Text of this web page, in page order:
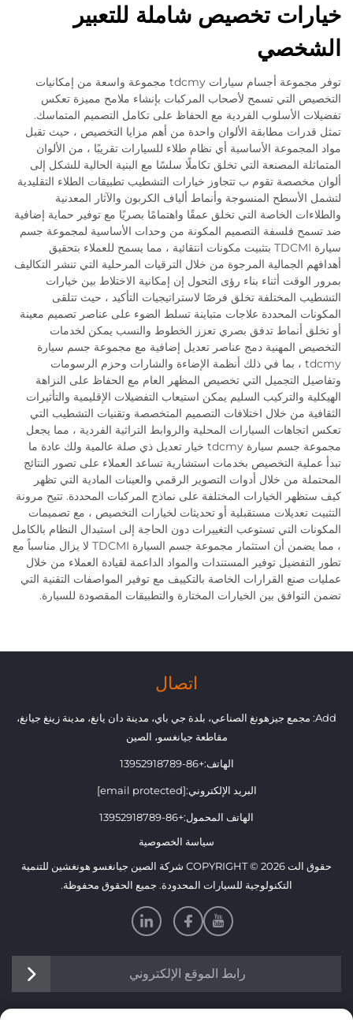
خيارات تخصيص شاملة للتعبير
الشخصي
توفر مجموعة أجسام سيارات tdcmy مجموعة واسعة من إمكانيات
التخصيص التي تسمح لأصحاب المركبات بإنشاء ملامح مميزة تعكس
تفضيلات الأسلوب الفردية مع الحفاظ على تكامل التصميم المتماسك.
تمثل قدرات مطابقة الألوان واحدة من أهم مزايا التخصيص ، حيث تقبل
مواد المجموعة الأساسية أي نظام طلاء للسيارات تقريبًا ، من الألوان
المتماثلة المصنعة التي تخلق تكاملًا سلسًا مع البنية الحالية للشكل إلى
ألوان مخصصة تقوم ب تتجاوز خيارات التشطيب تطبيقات الطلاء التقليدية
لتشمل الأسطح المنسوجة وأنماط ألياف الكربون والآثار المعدنية
والطلاءات الخاصة التي تخلق عمقًا واهتمامًا بصريًا مع توفير حماية إضافية
ضد تسمح فلسفة التصميم المكونة من وحدات الأساسية لمجموعة جسم
سيارة TDCMI بتثبيت مكونات انتقائية ، مما يسمح للعملاء بتحقيق
أهدافهم الجمالية المرجوة من خلال الترقيات المرحلية التي تنشر التكاليف
بمرور الوقت أثناء بناء رؤى التحول إن إمكانية الاختلاط بين خيارات
التشطيب المختلفة تخلق فرصًا لاستراتيجيات التأكيد ، حيث تتلقى
المكونات المحددة علاجات متباينة تسلط الضوء على عناصر تصميم معينة
أو تخلق أنماط تدفق بصري تعزز الخطوط والنسب يمكن لخدمات
التخصيص المهنية دمج عناصر تعديل إضافية مع مجموعة جسم سيارة
tdcmy ، بما في ذلك أنظمة الإضاءة والشارات وحزم الرسومات
وتفاصيل التجميل التي تخصيص المظهر العام مع الحفاظ على النزاهة
الهيكلية والتركيب السليم يمكن استيعاب التفضيلات الإقليمية والتأثيرات
الثقافية من خلال اختلافات التصميم المتخصصة وتقنيات التشطيب التي
تعكس اتجاهات السيارات المحلية والروابط التراثية الفردية ، مما يجعل
مجموعة جسم سيارة tdcmy خيار تعديل ذي صلة عالمية ولك عادة ما
تبدأ عملية التخصيص بخدمات استشارية تساعد العملاء على تصور النتائج
المحتملة من خلال أدوات التصوير الرقمي والعينات المادية التي تظهر
كيف ستظهر الخيارات المختلفة على نماذج المركبات المحددة. تتيح مرونة
التثبيت تعديلات مستقبلية أو تحديثات لخيارات التخصيص ، مع تصميمات
المكونات التي تستوعب التغييرات دون الحاجة إلى استبدال النظام بالكامل
، مما يضمن أن استثمار مجموعة جسم السيارة TDCMI لا يزال مناسباً مع
تطور التفضيل توفير المستندات والمواد الداعمة لقيادة العملاء من خلال
عمليات صنع القرارات الخاصة بالتكييف مع توفير المواصفات التقنية التي
تضمن التوافق بين الخيارات المختارة والتطبيقات المقصودة للسيارة.
اتصال
Add: مجمع جيزهونغ الصناعي، بلدة جي باي، مدينة دان يانغ، مدينة زينغ جيانغ،
مقاطعة جيانغسو، الصين
الهاتف:+86-13952918789
البريد الإلكتروني:[email protected]
الهاتف المحمول:+86-13952918789
سياسة الخصوصية
حقوق الت COPYRIGHT © 2026 شركة الصين جيانغسو هونغشين للتنمية
التكنولوجية للسيارات المحدودة. جميع الحقوق محفوظة.
رابط الموقع الإلكتروني